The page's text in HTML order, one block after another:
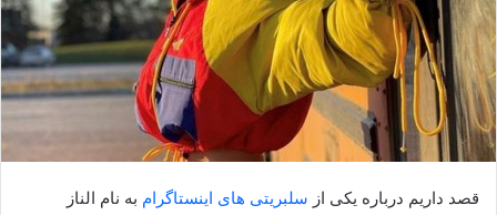
قصد داریم درباره یکی از سلبریتی های اینستاگرام به نام الناز